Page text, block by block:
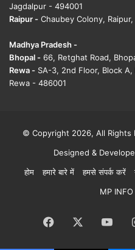
Jagdalpur - 494001
Raipur - Chaubey Colony,
Madhya Pradesh -
Bhopal - 66, Retghat Road,
Rewa - SA-3, 2nd Floor, Block
Rewa - 486001
© Copyright 2026, All Rights
Designed &
होम
हमारे बारे में हमसे संपर्क करें
MP INFO
Facebook